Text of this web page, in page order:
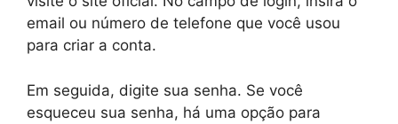
email ou número de telefone que você usou
para criar a conta.
Em seguida, digite sua senha. Se você
esqueceu sua senha, há uma opção para